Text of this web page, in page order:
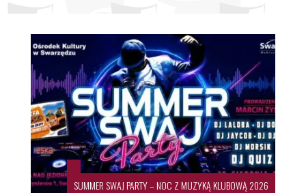
SUMMER SWAJ PARTY – NOC Z MUZYKĄ KLUBOWĄ 2026